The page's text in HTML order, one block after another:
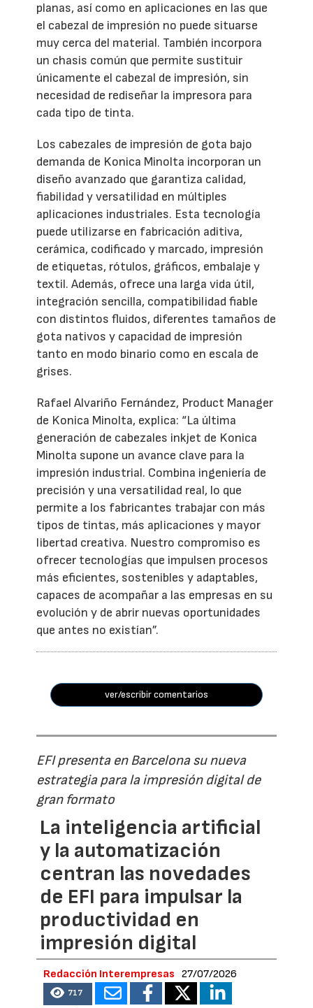
planas, así como en aplicaciones en las que
el cabezal de impresión no puede situarse
muy cerca del material. También incorpora
un chasis común que permite sustituir
únicamente el cabezal de impresión, sin
necesidad de rediseñar la impresora para
cada tipo de tinta.
Los cabezales de impresión de gota bajo
demanda de Konica Minolta incorporan un
diseño avanzado que garantiza calidad,
fiabilidad y versatilidad en múltiples
aplicaciones industriales. Esta tecnología
puede utilizarse en fabricación aditiva,
cerámica, codificado y marcado, impresión
de etiquetas, rótulos, gráficos, embalaje y
textil. Además, ofrece una larga vida útil,
integración sencilla, compatibilidad fiable
con distintos fluidos, diferentes tamaños de
gota nativos y capacidad de impresión
tanto en modo binario como en escala de
grises.
Rafael Alvariño Fernández, Product Manager
de Konica Minolta, explica: “La última
generación de cabezales inkjet de Konica
Minolta supone un avance clave para la
impresión industrial. Combina ingeniería de
precisión y una versatilidad real, lo que
permite a los fabricantes trabajar con más
tipos de tintas, más aplicaciones y mayor
libertad creativa. Nuestro compromiso es
ofrecer tecnologías que impulsen procesos
más eficientes, sostenibles y adaptables,
capaces de acompañar a las empresas en su
evolución y de abrir nuevas oportunidades
que antes no existían”.
ver/escribir comentarios
EFI presenta en Barcelona su nueva
estrategia para la impresión digital de
gran formato
La inteligencia artificial
y la automatización
centran las novedades
de EFI para impulsar la
productividad en
impresión digital
Redacción Interempresas 27/07/2026
717